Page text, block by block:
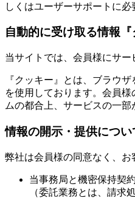
しくはユーザーサポートに必
自動的に受け取る情報
当サイトでは、会員様にサ
『クッキー』とは、ブラウ
を使用しております。会員
ムの都合上、サービスの一
情報の開示・提供につい
弊社は会員様の同意なく、お
当事務局と機密保持契
（委託業務とは、請求